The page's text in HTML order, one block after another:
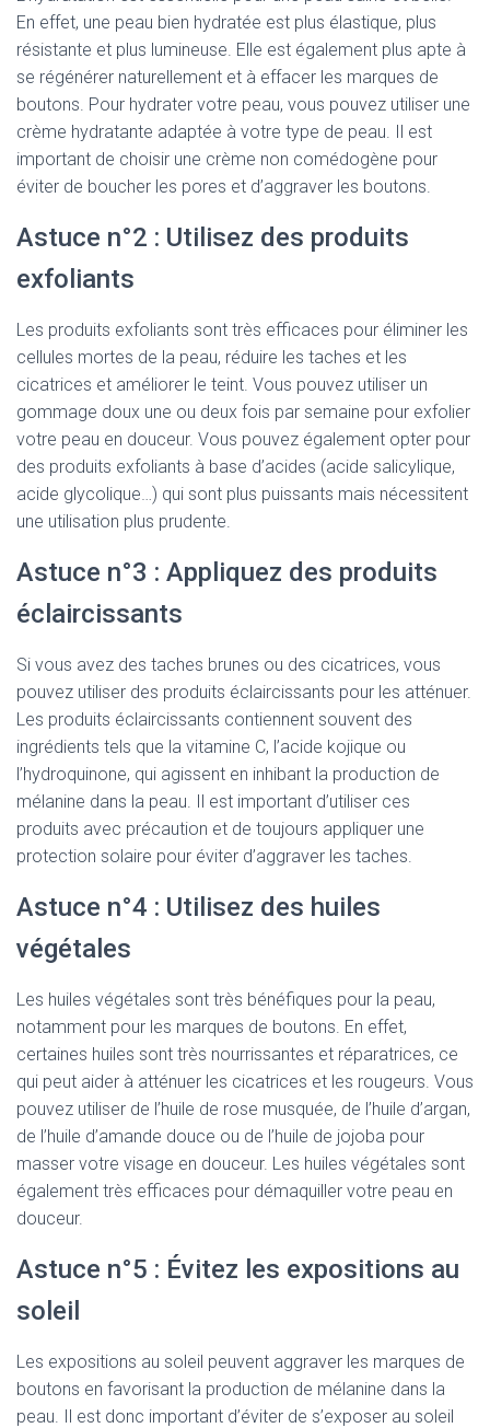
En effet, une peau bien hydratée est plus élastique, plus
résistante et plus lumineuse. Elle est également plus apte à
se régénérer naturellement et à effacer les marques de
boutons. Pour hydrater votre peau, vous pouvez utiliser une
crème hydratante adaptée à votre type de peau. Il est
important de choisir une crème non comédogène pour
éviter de boucher les pores et d’aggraver les boutons.
Astuce n°2 : Utilisez des produits
exfoliants
Les produits exfoliants sont très efficaces pour éliminer les
cellules mortes de la peau, réduire les taches et les
cicatrices et améliorer le teint. Vous pouvez utiliser un
gommage doux une ou deux fois par semaine pour exfolier
votre peau en douceur. Vous pouvez également opter pour
des produits exfoliants à base d’acides (acide salicylique,
acide glycolique…) qui sont plus puissants mais nécessitent
une utilisation plus prudente.
Astuce n°3 : Appliquez des produits
éclaircissants
Si vous avez des taches brunes ou des cicatrices, vous
pouvez utiliser des produits éclaircissants pour les atténuer.
Les produits éclaircissants contiennent souvent des
ingrédients tels que la vitamine C, l’acide kojique ou
l’hydroquinone, qui agissent en inhibant la production de
mélanine dans la peau. Il est important d’utiliser ces
produits avec précaution et de toujours appliquer une
protection solaire pour éviter d’aggraver les taches.
Astuce n°4 : Utilisez des huiles
végétales
Les huiles végétales sont très bénéfiques pour la peau,
notamment pour les marques de boutons. En effet,
certaines huiles sont très nourrissantes et réparatrices, ce
qui peut aider à atténuer les cicatrices et les rougeurs. Vous
pouvez utiliser de l’huile de rose musquée, de l’huile d’argan,
de l’huile d’amande douce ou de l’huile de jojoba pour
masser votre visage en douceur. Les huiles végétales sont
également très efficaces pour démaquiller votre peau en
douceur.
Astuce n°5 : Évitez les expositions au
soleil
Les expositions au soleil peuvent aggraver les marques de
boutons en favorisant la production de mélanine dans la
peau. Il est donc important d’éviter de s’exposer au soleil